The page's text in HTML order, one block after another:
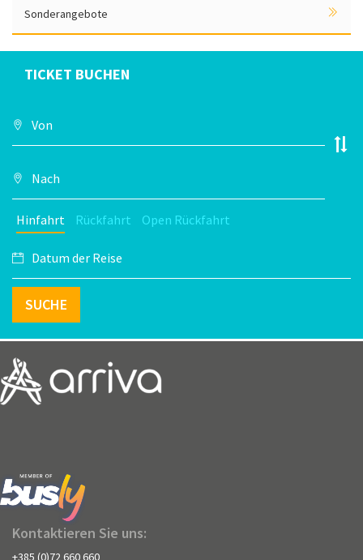
Sonderangebote
TICKET BUCHEN
Hinfahrt Rückfahrt Open Rückfahrt
SUCHE
Kontaktieren Sie uns:
+385 (0)72 660 660